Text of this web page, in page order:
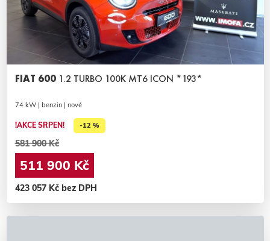
FIAT 600 1.2 TURBO 100K MT6 ICON *193*
74 kW | benzin | nové
!AKCE SRPEN! -12 %
581 900 Kč
511 900 Kč
423 057 Kč bez DPH